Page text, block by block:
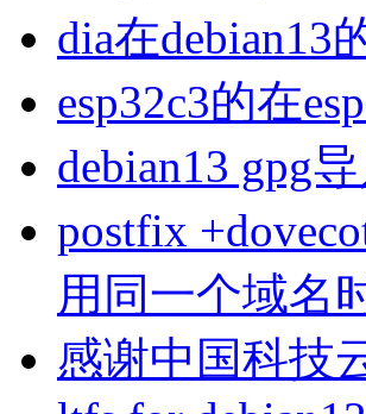
dia在debian13
esp32c3的在
debian13 gpg导
postfix
用同一个域名
感谢中国科技